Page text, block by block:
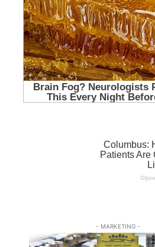
- MARKETING -